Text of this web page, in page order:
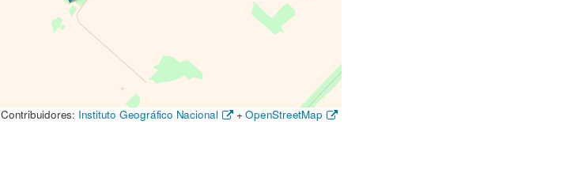
Contribuidores: Instituto Geográfico Nacional +OpenStreetMap